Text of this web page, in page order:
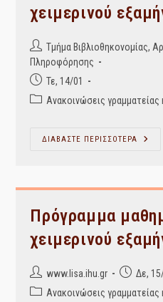
χειμερινού
Post
author:
Τμήμα Βιβλιοθηκονομίας,
Πληροφόρησης
Post
published:
Τε, 14/01
PostΑνακοινώσεις γραμματείας
ΔΙΑΒΑΣΤΕ ΠΕΡΙΣΣΟΤΕΡΑ
2026
Πρόγραμμα
χειμερινού
Post
author:
www.lisa.ihu.gr
Post
published:
Δε,
PostΑνακοινώσεις γραμματείας